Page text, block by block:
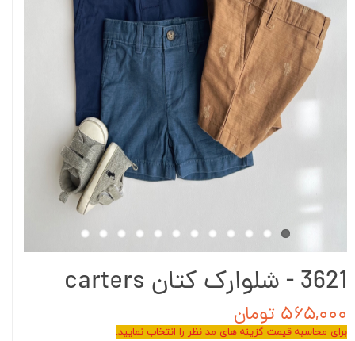
3621 - شلوارک کتان carters
۵۶۵,۰۰۰ تومان
برای محاسبه قیمت گزینه های مد نظر را انتخاب نمایید.